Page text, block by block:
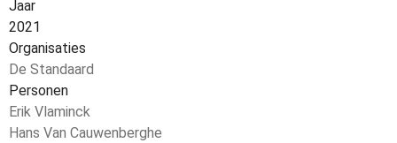
Jaar
2021
Organisaties
De Standaard
Personen
Erik Vlaminck
Hans Van Cauwenberghe